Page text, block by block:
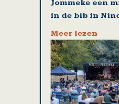
Jommeke een
in de bib in
Meer lezen